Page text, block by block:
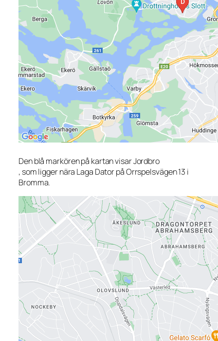
Den blå markören på kartan visar Jordbro
, som ligger nära Laga Dator på Orrspelsvägen 13 i
Bromma.